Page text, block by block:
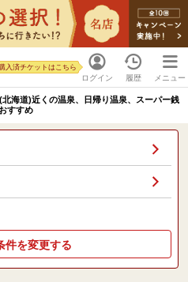
ログイン
購入済チケットはこちら
履歴 メニュー
海道)近くの温泉、日帰り温泉、スーパー銭
すすめ
件を変更する